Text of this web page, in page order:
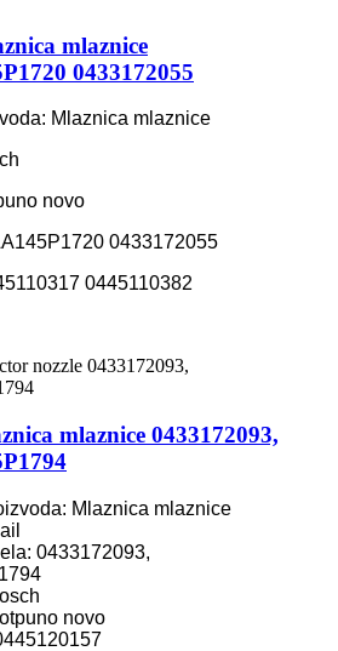
mlaznice
0433172055
Mlaznica mlaznice
novo
0433172055
0445110382
mlaznice 0433172093,
Mlaznica mlaznice
0433172093,
novo